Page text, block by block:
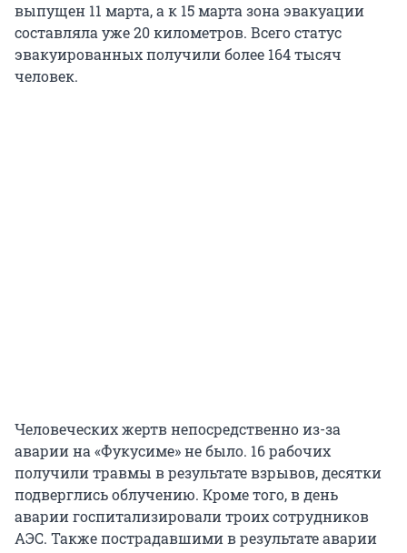
выпущен 11 марта, а к 15 марта зона эвакуации
составляла уже 20 километров. Всего статус
эвакуированных получили более 164 тысяч
человек.
Человеческих жертв непосредственно из-за
аварии на «Фукусиме» не было. 16 рабочих
получили травмы в результате взрывов, десятки
подверглись облучению. Кроме того, в день
аварии госпитализировали троих сотрудников
АЭС. Также пострадавшими в результате аварии